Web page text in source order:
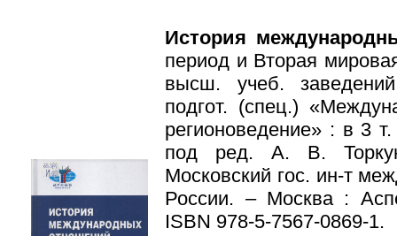
История
период и Вторая
высш. учеб.
подгот. (спец.)
регионоведение» : в 3
под ред. А. В.
Московский гос. ин-т
России. – Москва :
ISBN 978-5-7567-0869-1.